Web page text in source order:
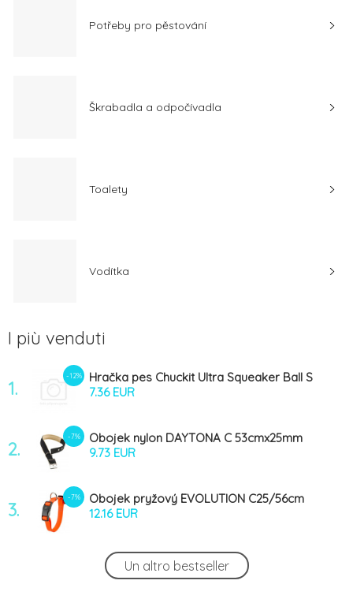
Potřeby pro pěstování
Škrabadla a odpočívadla
Toalety
Vodítka
I più venduti
1.
-12%
Hračka pes Chuckit Ultra Squeaker Ball S
5cm/2ks
7.36 EUR
2.
-7%
Obojek nylon DAYTONA C 53cmx25mm
černý FP 1ks
9.73 EUR
3.
-7%
Obojek pryžový EVOLUTION C25/56cm
oranžový FP
12.16 EUR
Polštář JOLLY 85 černý+zelený lem FP 1ks
24.11 EUR
Un altro bestseller